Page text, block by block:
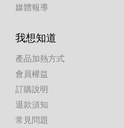
媒體報導
我想知道
產品加熱方式
會員權益
訂購說明
退款須知
常見問題